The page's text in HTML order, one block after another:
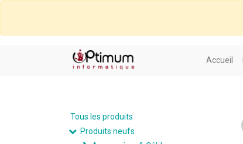
Accueil
Tous les produits
Produits neufs